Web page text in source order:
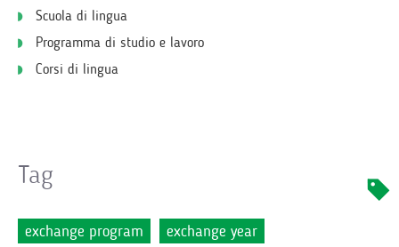
Scuola di lingua
Programma di studio e lavoro
Corsi di lingua
Tag
exchange program
exchange year